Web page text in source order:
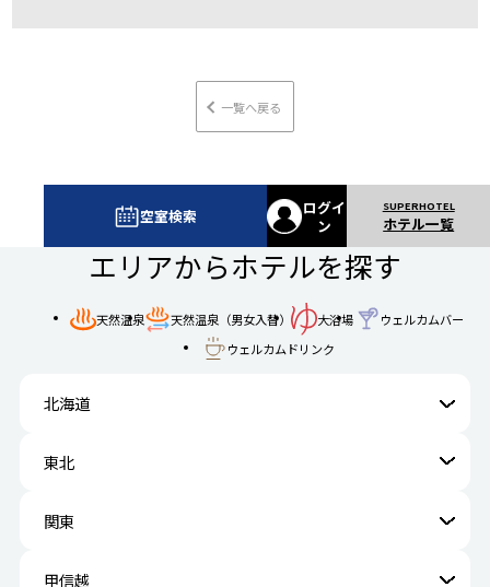
一覧へ戻る
空室検索
ログイ
ン
ホテル一覧
エリアからホテルを探す
天然温泉 天然温泉（男女入替） 大浴場
ウェルカムバー
ウェルカムドリンク
北海道
東北
関東
甲信越